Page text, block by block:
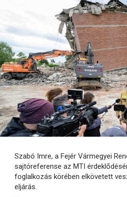
Szabó Imre, a Fejér Vármegyei
sajtóreferense az MTI
foglalkozás körében elkövetett
eljárás.